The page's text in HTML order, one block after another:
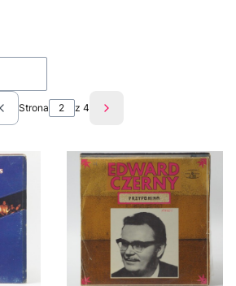
Poprzednie produkty
Strona z 4 Następne produkty